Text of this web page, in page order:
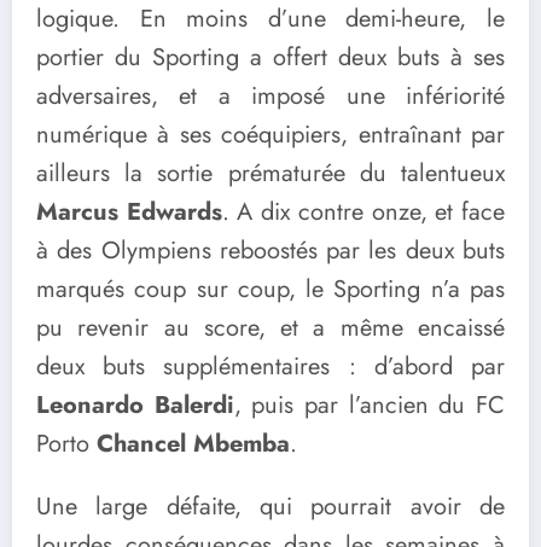
logique. En moins d’une demi-heure, le
portier du Sporting a offert deux buts à ses
adversaires, et a imposé une infériorité
numérique à ses coéquipiers, entraînant par
ailleurs la sortie prématurée du talentueux
Marcus Edwards. A dix contre onze, et face
à des Olympiens reboostés par les deux buts
marqués coup sur coup, le Sporting n’a pas
pu revenir au score, et a même encaissé
deux buts supplémentaires : d’abord par
Leonardo Balerdi, puis par l’ancien du FC
Porto Chancel Mbemba.
Une large défaite, qui pourrait avoir de